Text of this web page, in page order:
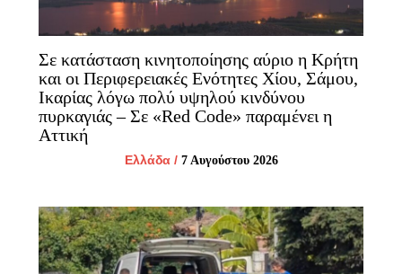
Σε κατάσταση κινητοποίησης αύριο η Κρήτη
και οι Περιφερειακές Ενότητες Χίου, Σάμου,
Ικαρίας λόγω πολύ υψηλού κινδύνου
πυρκαγιάς – Σε «Red Code» παραμένει η
Αττική
Ελλάδα/ 7 Αυγούστου 2026